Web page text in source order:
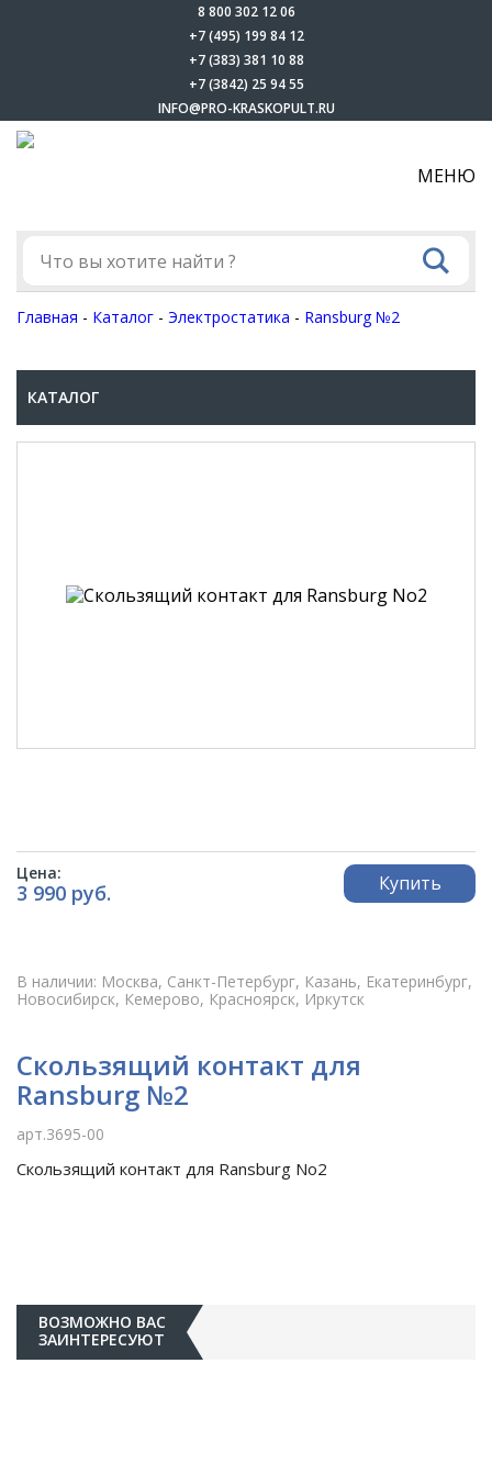
8 800 302 12 06
+7 (495) 199 84 12
+7 (383) 381 10 88
+7 (3842) 25 94 55
INFO@PRO-KRASKOPULT.RU
МЕНЮ
Главная - Каталог - Электростатика - Ransburg №2
КАТАЛОГ
Цена:
3 990 руб. Купить
В наличии: Москва, Санкт-Петербург, Казань, Екатеринбург,
Новосибирск, Кемерово, Красноярск, Иркутск
Скользящий контакт для
Ransburg №2
арт.3695-00
Скользящий контакт для Ransburg No2
ВОЗМОЖНО ВАС
ЗАИНТЕРЕСУЮТ